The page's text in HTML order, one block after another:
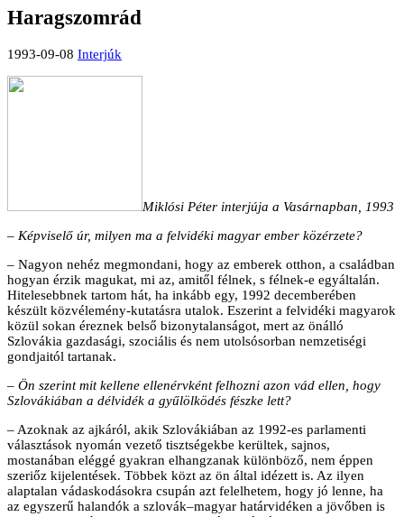
Haragszomrád
1993-09-08 Interjúk
Miklósi Péter interjúja a Vasárnapban, 1993
– Képviselő úr, milyen ma a felvidéki magyar ember közérzete?
– Nagyon nehéz megmondani, hogy az emberek otthon, a családban
hogyan érzik magukat, mi az, amitől félnek, s félnek-e egyáltalán.
Hitelesebbnek tartom hát, ha inkább egy, 1992 decemberében
készült közvélemény-kutatásra utalok. Eszerint a felvidéki magyarok
közül sokan éreznek belső bizonytalanságot, mert az önálló
Szlovákia gazdasági, szociális és nem utolsósorban nemzetiségi
gondjaitól tartanak.
– Ön szerint mit kellene ellenérvként felhozni azon vád ellen, hogy
Szlovákiában a délvidék a gyűlölködés fészke lett?
– Azoknak az ajkáról, akik Szlovákiában az 1992-es parlamenti
választások nyomán vezető tisztségekbe kerültek, sajnos,
mostanában eléggé gyakran elhangzanak különböző, nem éppen
szeriőz kijelentések. Többek közt az ön által idézett is. Az ilyen
alaptalan vádaskodásokra csupán azt felelhetem, hogy jó lenne, ha
az egyszerű halandók a szlovák–magyar határvidéken a jövőben is